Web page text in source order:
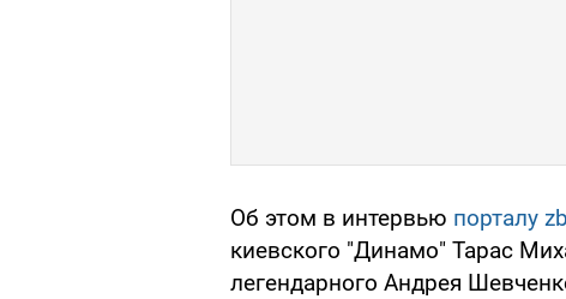
Об этом в интервью порталу
киевского "Динамо" Тарас
легендарного Андрея